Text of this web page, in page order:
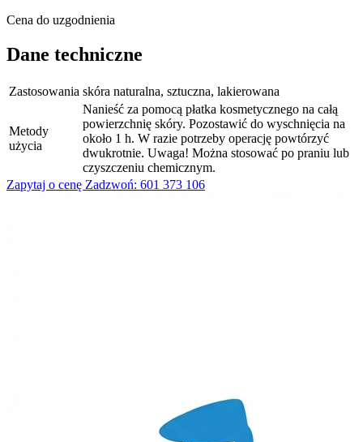
Cena do uzgodnienia
Dane techniczne
Zastosowania skóra naturalna, sztuczna, lakierowana
Metody
użycia
Nanieść za pomocą płatka kosmetycznego na całą
powierzchnię skóry. Pozostawić do wyschnięcia na
około 1 h. W razie potrzeby operację powtórzyć
dwukrotnie. Uwaga! Można stosować po praniu lub
czyszczeniu chemicznym.
Zapytaj o cenę Zadzwoń: 601 373 106